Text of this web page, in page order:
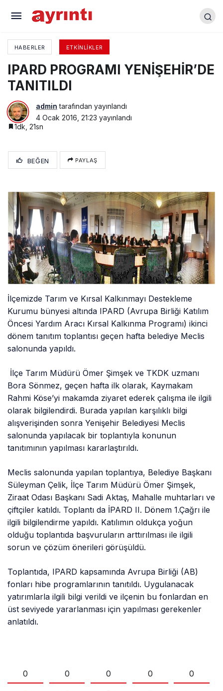
HABERLER ETKINLIKLER
IPARD PROGRAMI YENİŞEHİR’DE
TANITILDI
admin tarafından yayınlandı
4 Ocak 2016, 21:23 yayınlandı
1dk, 21sn
BEĞEN PAYLAŞ
İlçemizde Tarım ve Kırsal Kalkınmayı Destekleme
Kurumu bünyesi altında IPARD (Avrupa Birliği Katılım
Öncesi Yardım Aracı Kırsal Kalkınma Programı) ikinci
dönem tanıtım toplantısı geçen hafta belediye Meclis
salonunda yapıldı.
İlçe Tarım Müdürü Ömer Şimşek ve TKDK uzmanı
Bora Sönmez, geçen hafta ilk olarak, Kaymakam
Rahmi Köse’yi makamda ziyaret ederek çalışma ile ilgili
olarak bilgilendirdi. Burada yapılan karşılıklı bilgi
alışverişinden sonra Yenişehir Belediyesi Meclis
salonunda yapılacak bir toplantıyla konunun
tanıtımının yapılması kararlaştırıldı.
Meclis salonunda yapılan toplantıya, Belediye Başkanı
Süleyman Çelik, İlçe Tarım Müdürü Ömer Şimşek,
Ziraat Odası Başkanı Sadi Aktaş, Mahalle muhtarları ve
çiftçiler katıldı. Toplantı da İPARD II. Dönem 1.Çağrı ile
ilgili bilgilendirme yapıldı. Katılımın oldukça yoğun
olduğu toplantıda başvuruların arttırılması ile ilgili
sorun ve çözüm önerileri görüşüldü.
Toplantıda, IPARD kapsamında Avrupa Birliği (AB)
fonları hibe programlarının tanıtıldı. Uygulanacak
yatırımlarla ilgili bilgi verildi ve ilçenin bu fonlardan en
üst seviyede yararlanması için yapılması gerekenler
anlatıldı.
0 0 0 0 0
Bursa’ya Yeni Havaalanı mı?